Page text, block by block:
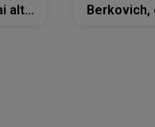
altă